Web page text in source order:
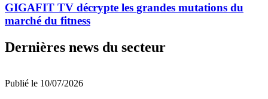
GIGAFIT TV décrypte les grandes mutations du
marché du fitness
Dernières news du secteur
Publié le 10/07/2026